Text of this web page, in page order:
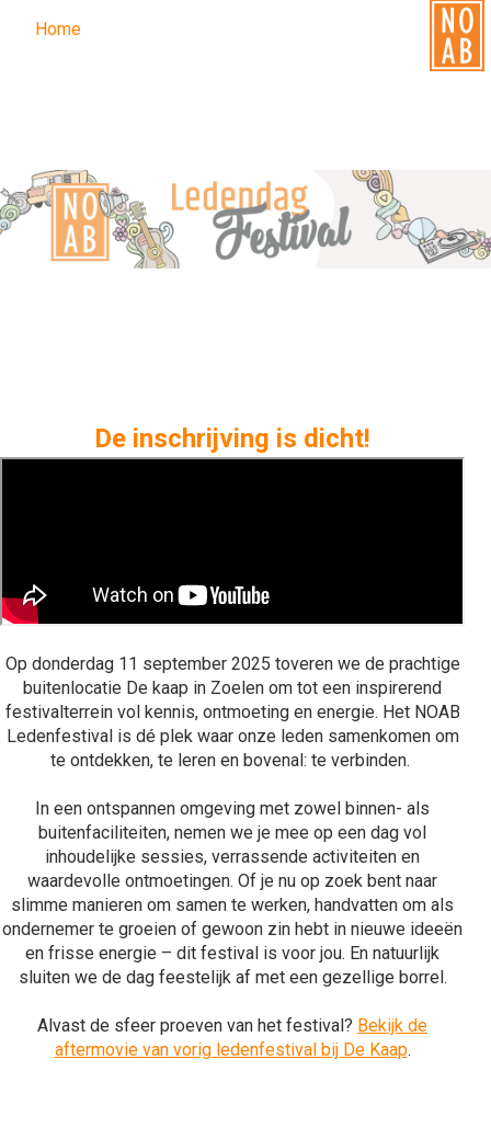
Home
De inschrijving is dicht!
Op donderdag 11 september 2025 toveren we de prachtige
buitenlocatie De kaap in Zoelen om tot een inspirerend
festivalterrein vol kennis, ontmoeting en energie. Het NOAB
Ledenfestival is dé plek waar onze leden samenkomen om
te ontdekken, te leren en bovenal: te verbinden.
In een ontspannen omgeving met zowel binnen- als
buitenfaciliteiten, nemen we je mee op een dag vol
inhoudelijke sessies, verrassende activiteiten en
waardevolle ontmoetingen. Of je nu op zoek bent naar
slimme manieren om samen te werken, handvatten om als
ondernemer te groeien of gewoon zin hebt in nieuwe ideeën
en frisse energie – dit festival is voor jou.​​​​ En natuurlijk
sluiten we de dag feestelijk af met een gezellige borrel.
Alvast de sfeer proeven van het festival? Bekijk de
aftermovie van vorig ledenfestival bij De Kaap.